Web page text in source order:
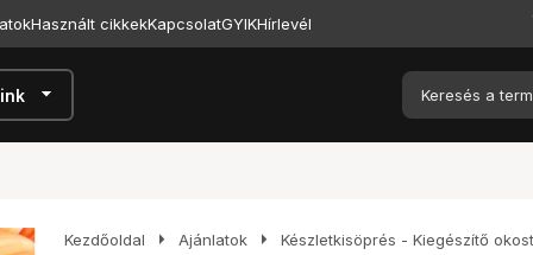
Használt cikkekKapcsolatGYIKHírlevél
arrow_drop_down
Kezdőoldal arrow_right Ajánlatok arrow_right Készletkisöprés - Kiegészítő